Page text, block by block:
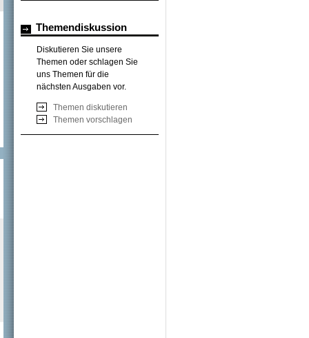
Themendiskussion
Diskutieren Sie unsere
Themen oder schlagen Sie
uns Themen für die
nächsten Ausgaben vor.
Themen diskutieren
Themen vorschlagen